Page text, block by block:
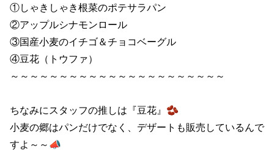
①しゃきしゃき根菜のポテサラパン
②アップルシナモンロール
③国産小麦のイチゴ＆チョコベーグル
④豆花（トウファ）
～～～～～～～～～～～～～～～～～～～～～～
ちなみにスタッフの推しは『豆花』🫘
小麦の郷はパンだけでなく、デザートも販売しているんで
すよ～～📣